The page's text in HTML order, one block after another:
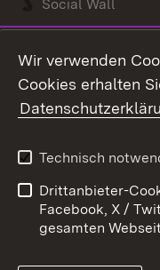
Social Wall
Kontakt
Impressum
Wir verwenden
Cookies erhalten
Technisch
Drittanbieter-
Facebook, X /
gesamten